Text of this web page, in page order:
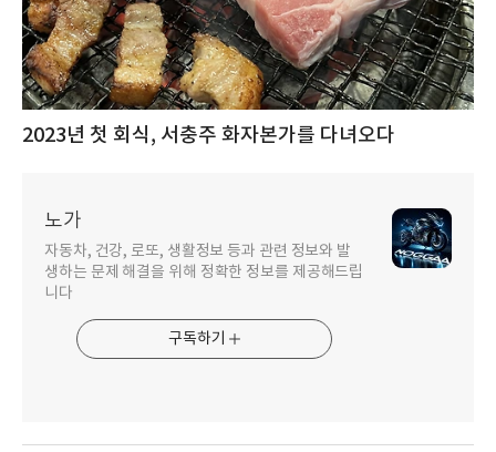
2023년 첫 회식, 서충주 화자본가를 다녀오다
노가
자동차, 건강, 로또, 생활정보 등과 관련 정보와 발
생하는 문제 해결을 위해 정확한 정보를 제공해드립
니다
구독하기